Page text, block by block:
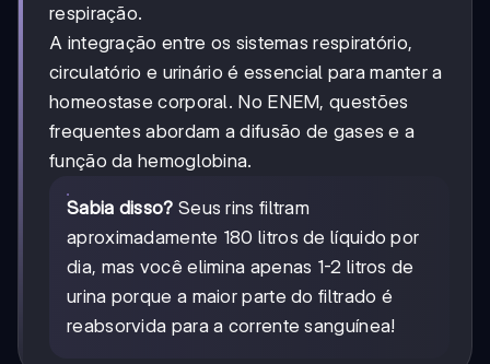
respiração.
A integração entre os sistemas respiratório,
circulatório e urinário é essencial para manter a
homeostase corporal. No ENEM, questões
frequentes abordam a difusão de gases e a
função da hemoglobina.
Sabia disso? Seus rins filtram
aproximadamente 180 litros de líquido por
dia, mas você elimina apenas 1-2 litros de
urina porque a maior parte do filtrado é
reabsorvida para a corrente sanguínea!